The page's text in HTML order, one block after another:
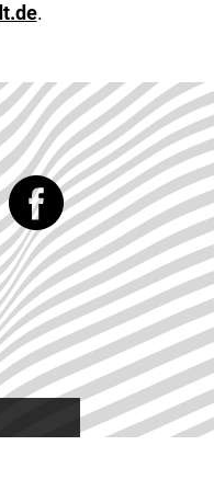
.
Facebook